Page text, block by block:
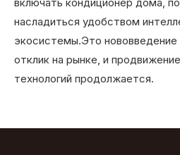
включать кондиционер дома,
насладиться удобством
экосистемы.Это нововведение
отклик на рынке, и
технологий продолжается.